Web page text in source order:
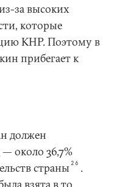
за высоких
которые
КНР. Поэтому в
прибегает к
должен
около 36,7%
страны 26 .